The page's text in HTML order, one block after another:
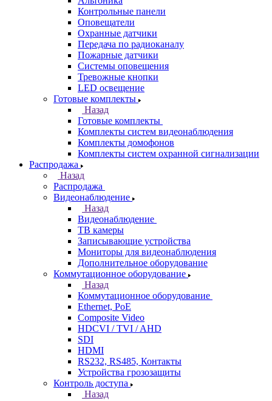
Контрольные панели
Оповещатели
Охранные датчики
Передача по радиоканалу
Пожарные датчики
Системы оповещения
Тревожные кнопки
LED освещение
Готовые комплекты
Назад
Готовые комплекты
Комплекты систем видеонаблюдения
Комплекты домофонов
Комплекты систем охранной сигнализации
Распродажа
Назад
Распродажа
Видеонаблюдение
Назад
Видеонаблюдение
ТВ камеры
Записывающие устройства
Мониторы для видеонаблюдения
Дополнительное оборудование
Коммутационное оборудование
Назад
Коммутационное оборудование
Ethernet, PoE
Composite Video
HDCVI / TVI / AHD
SDI
HDMI
RS232, RS485, Контакты
Устройства грозозащиты
Контроль доступа
Назад